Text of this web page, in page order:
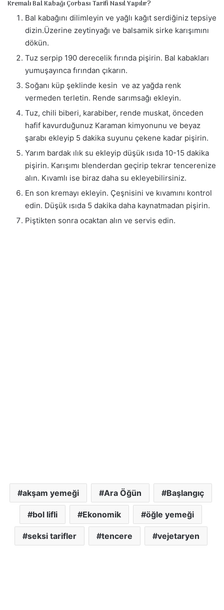
Kremalı Bal Kabağı Çorbası Tarifi Nasıl Yapılır?
Bal kabağını dilimleyin ve yağlı kağıt serdiğiniz tepsiye
dizin.Üzerine zeytinyağı ve balsamik sirke karışımını
dökün.
Tuz serpip 190 derecelik fırında pişirin. Bal kabakları
yumuşayınca fırından çıkarın.
Soğanı küp şeklinde kesin ve az yağda renk
vermeden terletin. Rende sarımsağı ekleyin.
Tuz, chili biberi, karabiber, rende muskat, önceden
hafif kavurduğunuz Karaman kimyonunu ve beyaz
şarabı ekleyip 5 dakika suyunu çekene kadar pişirin.
Yarım bardak ılık su ekleyip düşük ısıda 10-15 dakika
pişirin. Karışımı blenderdan geçirip tekrar tencerenize
alın. Kıvamlı ise biraz daha su ekleyebilirsiniz.
En son kremayı ekleyin. Çeşnisini ve kıvamını kontrol
edin. Düşük ısıda 5 dakika daha kaynatmadan pişirin.
Piştikten sonra ocaktan alın ve servis edin.
akşam yemeği Ara Öğün Başlangıç
bol lifli Ekonomik öğle yemeği
seksi tarifler tencere vejetaryen